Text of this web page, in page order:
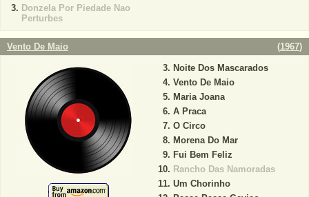
Donzela Por Piedade Nao
Perturbes
Vento De Maio (1967)
Noite Dos Mascarados
Vento De Maio
Maria Joana
A Praca
O Circo
Morena Do Mar
Fui Bem Feliz
Rancho Das Namoradas
Um Chorinho